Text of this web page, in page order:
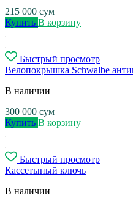
215 000 сум
Купить В корзину
Быстрый просмотр
Велопокрышка Schwalbe
В наличии
300 000 сум
Купить В корзину
Быстрый просмотр
Кассетыный ключь
В наличии